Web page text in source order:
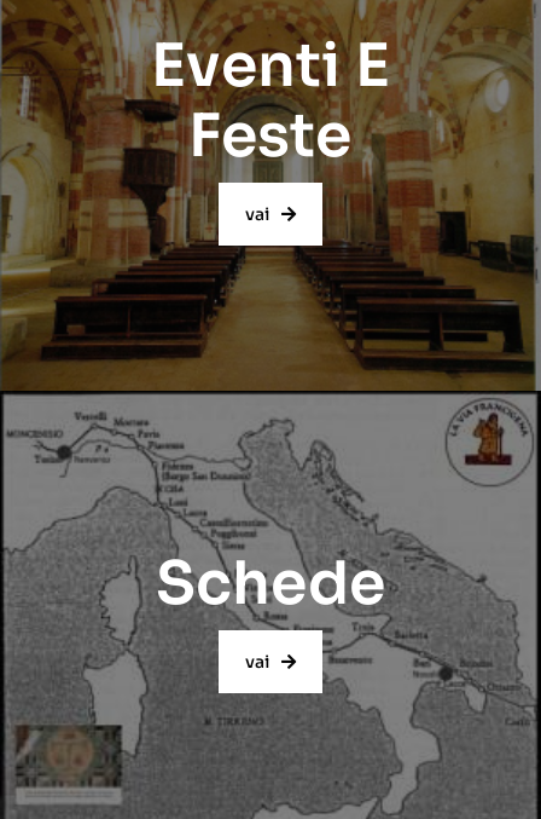
Eventi E
Feste
vai
Schede
vai